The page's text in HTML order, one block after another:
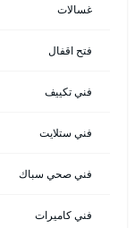
غسالات
فتح اقفال
فني تكييف
فني ستلايت
فني صحي سباك
فني كاميرات